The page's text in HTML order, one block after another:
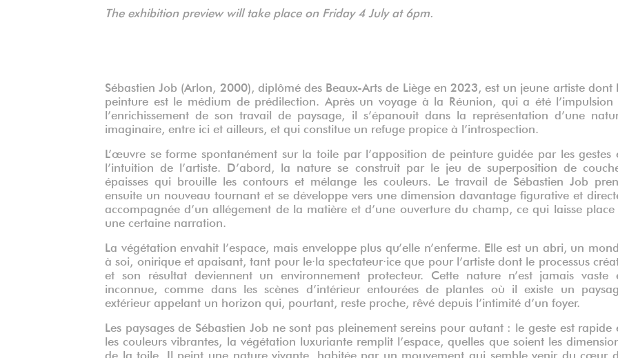
The exhibition preview will take place on Friday 4 July at 6pm.
Sébastien Job (Arlon, 2000), diplômé des Beaux-Arts de Liège en 2023, est un jeune artiste dont
peinture est le médium de prédilection. Après un voyage à la Réunion, qui a été l’impulsion
l’enrichissement de son travail de paysage, il s’épanouit dans la représentation d’une
imaginaire, entre ici et ailleurs, et qui constitue un refuge propice à l’introspection.
L’œuvre se forme spontanément sur la toile par l’apposition de peinture guidée par les gestes
l’intuition de l’artiste. D’abord, la nature se construit par le jeu de superposition de
épaisses qui brouille les contours et mélange les couleurs. Le travail de Sébastien Job
ensuite un nouveau tournant et se développe vers une dimension davantage figurative et
accompagnée d’un allégement de la matière et d’une ouverture du champ, ce qui laisse place
une certaine narration.
La végétation envahit l’espace, mais enveloppe plus qu’elle n’enferme. Elle est un abri, un
à soi, onirique et apaisant, tant pour le·la spectateur·ice que pour l’artiste dont le processus
et son résultat deviennent un environnement protecteur. Cette nature n’est jamais vaste
inconnue, comme dans les scènes d’intérieur entourées de plantes où il existe un
extérieur appelant un horizon qui, pourtant, reste proche, rêvé depuis l’intimité d’un foyer.
Les paysages de Sébastien Job ne sont pas pleinement sereins pour autant : le geste est rapide
les couleurs vibrantes, la végétation luxuriante remplit l’espace, quelles que soient les
de la toile. Il peint une nature vivante, habitée par un mouvement qui semble venir du cœur